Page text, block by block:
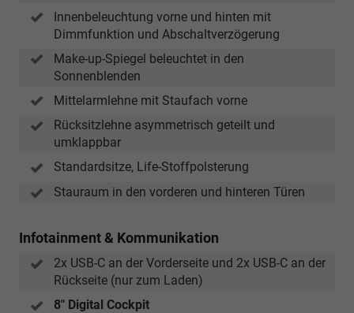
Innenbeleuchtung vorne und hinten mit
Dimmfunktion und Abschaltverzögerung
Make-up-Spiegel beleuchtet in den
Sonnenblenden
Mittelarmlehne mit Staufach vorne
Rücksitzlehne asymmetrisch geteilt und
umklappbar
Standardsitze, Life-Stoffpolsterung
Stauraum in den vorderen und hinteren Türen
Infotainment & Kommunikation
2x USB-C an der Vorderseite und 2x USB-C an der
Rückseite (nur zum Laden)
8" Digital Cockpit